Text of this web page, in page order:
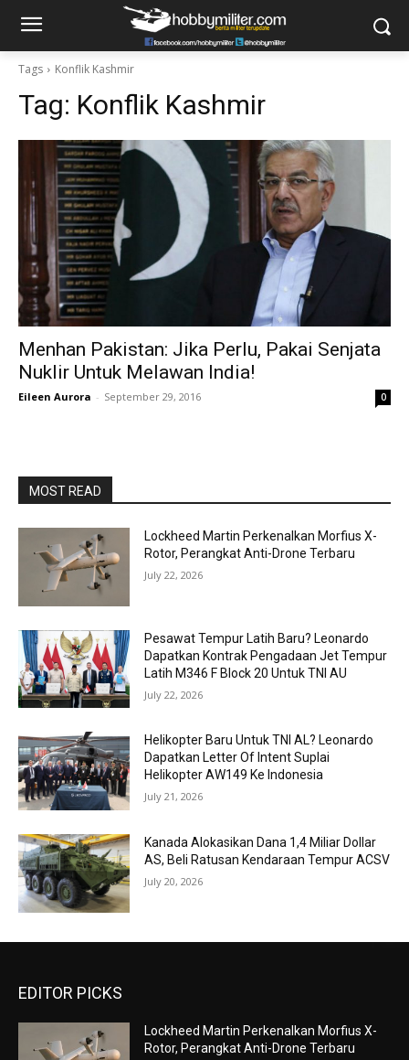
Tags Konflik Kashmir
Tag: Konflik Kashmir
Menhan Pakistan: Jika Perlu, Pakai Senjata
Nuklir Untuk Melawan India!
Eileen Aurora - September 29, 2016 0
MOST READ
Lockheed Martin Perkenalkan Morfius X-
Rotor, Perangkat Anti-Drone Terbaru
July 22, 2026
Pesawat Tempur Latih Baru? Leonardo
Dapatkan Kontrak Pengadaan Jet Tempur
Latih M346 F Block 20 Untuk TNI AU
July 22, 2026
Helikopter Baru Untuk TNI AL? Leonardo
Dapatkan Letter Of Intent Suplai
Helikopter AW149 Ke Indonesia
July 21, 2026
Kanada Alokasikan Dana 1,4 Miliar Dollar
AS, Beli Ratusan Kendaraan Tempur ACSV
July 20, 2026
EDITOR PICKS
Lockheed Martin Perkenalkan Morfius X-
Rotor, Perangkat Anti-Drone Terbaru